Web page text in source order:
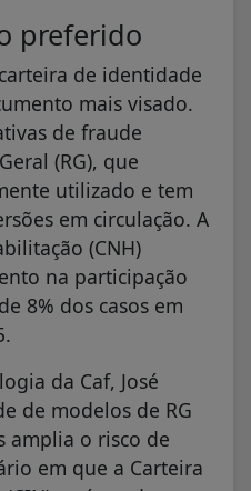
preferido
de identidade
mais visado.
de fraude
(RG), que
utilizado e tem
em circulação. A
(CNH)
na participação
8% dos casos em
da Caf, José
de modelos de RG
amplia o risco de
em que a Carteira